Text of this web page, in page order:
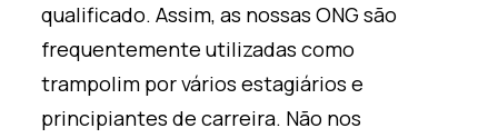
qualificado. Assim, as nossas ONG são
frequentemente utilizadas como
trampolim por vários estagiários e
principiantes de carreira. Não nos